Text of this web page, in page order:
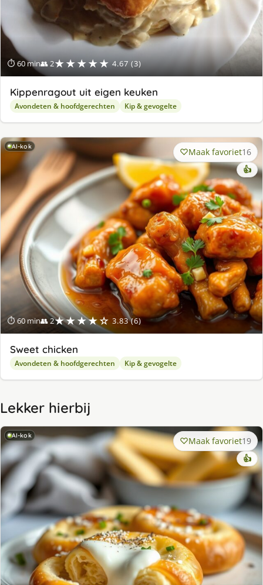
⏱ 60 min👥 2★★★★★ 4.67 (3)
Kippenragout uit eigen keuken
Avondeten & hoofdgerechten Kip & gevogelte
AI-kok
⏱ 60 min👥 2★★★★☆ 3.83 (6)
Maak favoriet16
👍
Sweet chicken
Avondeten & hoofdgerechten Kip & gevogelte
Lekker hierbij
AI-kok Maak favoriet19
👍